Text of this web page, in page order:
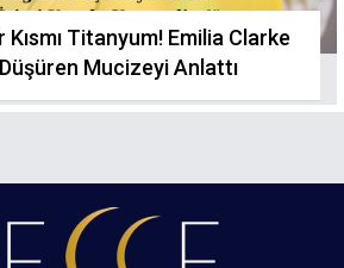
Kısmı Titanyum! Emilia Clarke
Mucizeyi Anlattı